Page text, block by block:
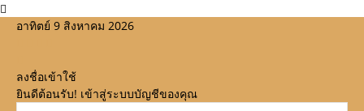
อาทิตย์ 9 สิงหาคม 2026
ลงชื่อเข้าใช้
ยินดีต้อนรับ! เข้าสู่ระบบบัญชีของคุณ